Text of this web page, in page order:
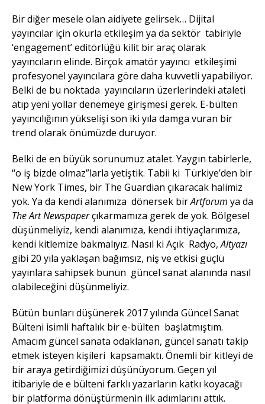
Bir diğer mesele olan aidiyete gelirsek… Dijital
yayıncılar için okurla etkileşim ya da sektör tabiriyle
‘engagement’ editörlüğü kilit bir araç olarak
yayıncıların elinde. Birçok amatör yayıncı etkileşimi
profesyonel yayıncılara göre daha kuvvetli yapabiliyor.
Belki de bu noktada yayıncıların üzerlerindeki ataleti
atıp yeni yollar denemeye girişmesi gerek. E-bülten
yayıncılığının yükselişi son iki yıla damga vuran bir
trend olarak önümüzde duruyor.
Belki de en büyük sorunumuz atalet. Yaygın tabirlerle,
“o iş bizde olmaz”larla yetiştik. Tabii ki Türkiye’den bir
New York Times, bir The Guardian çıkaracak halimiz
yok. Ya da kendi alanımıza dönersek birArtforum ya da
The Art Newspaperçıkarmamıza gerek de yok. Bölgesel
düşünmeliyiz, kendi alanımıza, kendi ihtiyaçlarımıza,
kendi kitlemize bakmalıyız. Nasıl ki Açık Radyo,Altyazı
gibi 20 yıla yaklaşan bağımsız, niş ve etkisi güçlü
yayınlara sahipsek bunun güncel sanat alanında nasıl
olabileceğini düşünmeliyiz.
Bütün bunları düşünerek 2017 yılında Güncel Sanat
Bülteni isimli haftalık bir e-bülten başlatmıştım.
Amacım güncel sanata odaklanan, güncel sanatı takip
etmek isteyen kişileri kapsamaktı. Önemli bir kitleyi de
bir araya getirdiğimizi düşünüyorum. Geçen yıl
itibariyle de e bülteni farklı yazarların katkı koyacağı
bir platforma dönüştürmenin ilk adımlarını attık.